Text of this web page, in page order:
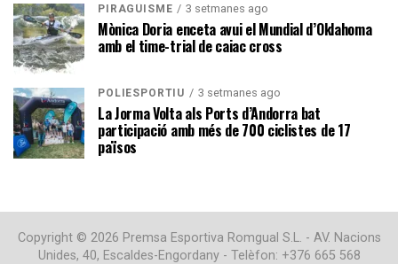
PIRAGÜISME 3 setmanes ago
Mònica Doria enceta avui el Mundial d’Oklahoma
amb el time-trial de caiac cross
POLIESPORTIU 3 setmanes ago
La Jorma Volta als Ports d’Andorra bat
participació amb més de 700 ciclistes de 17
països
Copyright © 2026 Premsa Esportiva Romgual S.L. - AV. Nacions
Unides, 40, Escaldes-Engordany - Telèfon: +376 665 568